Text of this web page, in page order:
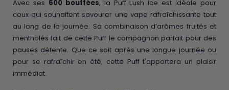
Avec ses 600 bouffées, la Puff Lush Ice est idéale pour
ceux qui souhaitent savourer une vape rafraîchissante tout
au long de la journée. Sa combinaison d’arômes fruités et
mentholés fait de cette Puff le compagnon parfait pour des
pauses détente. Que ce soit après une longue journée ou
pour se rafraîchir en été, cette Puff t'apportera un plaisir
immédiat.